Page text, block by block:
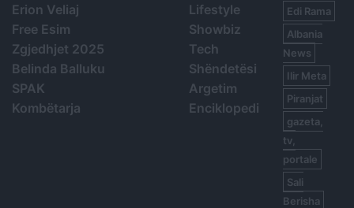
Erion Veliaj
Free Esim
Zgjedhjet 2025
Belinda Balluku
SPAK
Kombëtarja
Lifestyle
Showbiz
Tech
Shëndetësi
Argetim
Enciklopedi
Edi Rama
Albania
News
Ilir Meta
Piranjat
gazeta,
tv,
portale
Sali
Berisha